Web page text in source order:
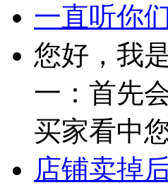
一直听你
您好，我
一：首先
买家看中
店铺卖掉